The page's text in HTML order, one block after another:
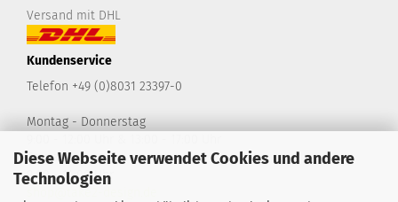
Diese Webseite verwendet Cookies und andere
Technologien
Versand mit DHL
Kundenservice
Telefon +49 (0)8031 23397-0
Montag - Donnerstag
Freitag
9:00 - 14:00 Uhr
shop@take2-design.de